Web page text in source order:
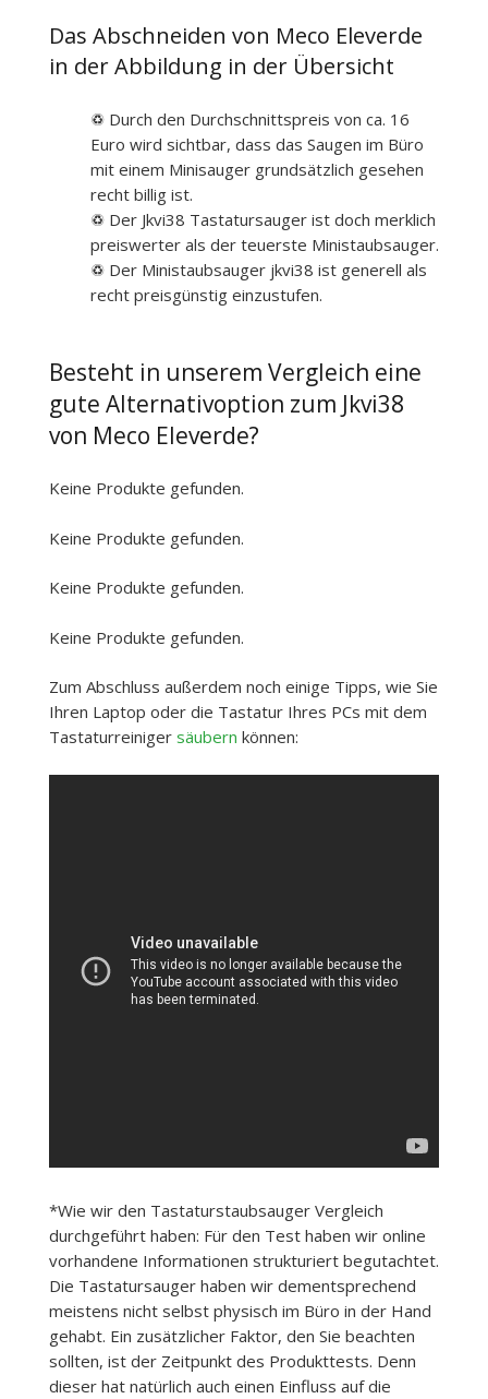
Das Abschneiden von Meco Eleverde
in der Abbildung in der Übersicht
♽ Durch den Durchschnittspreis von ca. 16
Euro wird sichtbar, dass das Saugen im Büro
mit einem Minisauger grundsätzlich gesehen
recht billig ist.
♽ Der Jkvi38 Tastatursauger ist doch merklich
preiswerter als der teuerste Ministaubsauger.
♽ Der Ministaubsauger jkvi38 ist generell als
recht preisgünstig einzustufen.
Besteht in unserem Vergleich eine
gute Alternativoption zum Jkvi38
von Meco Eleverde?
Keine Produkte gefunden.
Keine Produkte gefunden.
Keine Produkte gefunden.
Keine Produkte gefunden.
Zum Abschluss außerdem noch einige Tipps, wie Sie
Ihren Laptop oder die Tastatur Ihres PCs mit dem
Tastaturreiniger säubern können:
*Wie wir den Tastaturstaubsauger Vergleich
durchgeführt haben: Für den Test haben wir online
vorhandene Informationen strukturiert begutachtet.
Die Tastatursauger haben wir dementsprechend
meistens nicht selbst physisch im Büro in der Hand
gehabt. Ein zusätzlicher Faktor, den Sie beachten
sollten, ist der Zeitpunkt des Produkttests. Denn
dieser hat natürlich auch einen Einfluss auf die